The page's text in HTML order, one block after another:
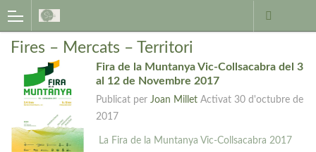
Fires – Mercats – Territori
Fira de la Muntanya Vic-Collsacabra del 3
al 12 de Novembre 2017
Publicat perJoan Millet Activat 30 d'octubre de
2017
La Fira de la Muntanya Vic-Collsacabra 2017